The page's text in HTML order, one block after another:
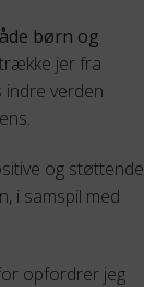
børn og
jer fra
indre verden
og støttende
i samspil med
opfordrer jeg